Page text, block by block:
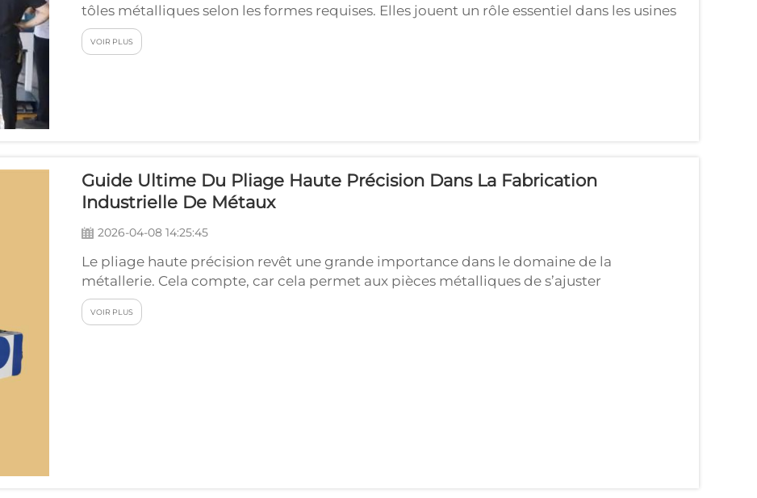
tôles métalliques selon les formes requises. Elles jouent un rôle essentiel dans les usines
où les pièces métalliques sont produites. Parfois, les erreurs commises par l’opérateur
sur la plieuse CNC peuvent réduire la…
VOIR PLUS
Guide Ultime Du Pliage Haute Précision Dans La Fabrication
Industrielle De Métaux
2026-04-08 14:25:45
Le pliage haute précision revêt une grande importance dans le domaine de la
métallerie. Cela compte, car cela permet aux pièces métalliques de s’ajuster
correctement entre elles. Dans les usines, la façon dont le métal est plié peut influencer
la résistance ou l’utilité du produit final. JUGAO est une entreprise spécialisée dans…
VOIR PLUS